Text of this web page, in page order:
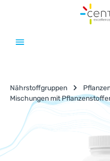
Zum Hauptinhalt springen
Nährstoffgruppen
Mischungen mit
Bildergalerie überspringen